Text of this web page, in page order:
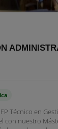
Técnico en
con nuestro